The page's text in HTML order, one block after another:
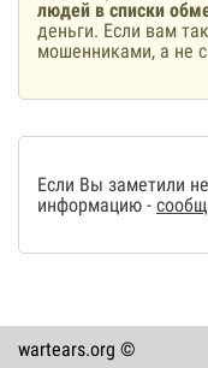
людей в списки
деньги. Если вам
мошенниками, а не
Если Вы заметили
информацию -
wartears.org ©